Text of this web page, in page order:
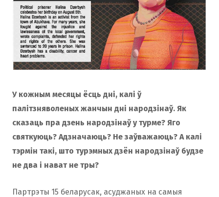
o
k
r
a
У кожным месяцы ёсць дні, калі ў
палітзняволеных жанчын дні народзінаў. Як
сказаць пра дзень народзінаў у турме? Яго
святкуюць? Адзначаюць? Не заўважаюць? А калі
тэрмін такі, што турэмных дзён народзінаў будзе
не два і нават не тры?
Партрэты 15 беларусак, асуджаных на самыя